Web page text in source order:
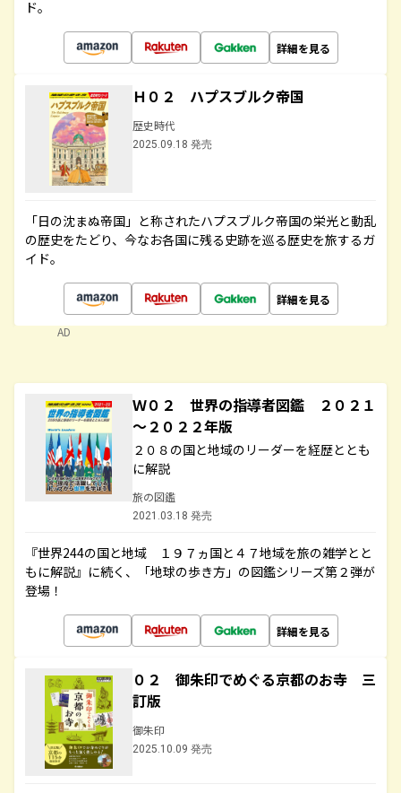
ド。
詳細を見る
Ｈ０２ ハプスブルク帝国
歴史時代
2025.09.18 発売
「日の沈まぬ帝国」と称されたハプスブルク帝国の栄光と動乱
の歴史をたどり、今なお各国に残る史跡を巡る歴史を旅するガ
イド。
詳細を見る
AD
Ｗ０２ 世界の指導者図鑑 ２０２１
～２０２２年版
２０８の国と地域のリーダーを経歴ととも
に解説
旅の図鑑
2021.03.18 発売
『世界244の国と地域 １９７ヵ国と４７地域を旅の雑学とと
もに解説』に続く、「地球の歩き方」の図鑑シリーズ第２弾が
登場！
詳細を見る
０２ 御朱印でめぐる京都のお寺 三
訂版
御朱印
2025.10.09 発売